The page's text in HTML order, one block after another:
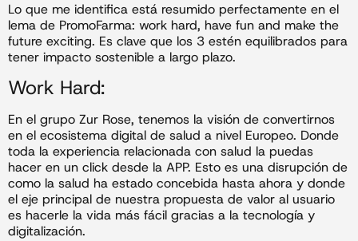
Lo que me identifica está resumido perfectamente en el
lema de PromoFarma: work hard, have fun and make the
future exciting. Es clave que los 3 estén equilibrados para
tener impacto sostenible a largo plazo.
Work Hard:
En el grupo Zur Rose, tenemos la visión de convertirnos
en el ecosistema digital de salud a nivel Europeo. Donde
toda la experiencia relacionada con salud la puedas
hacer en un click desde la APP. Esto es una disrupción de
como la salud ha estado concebida hasta ahora y donde
el eje principal de nuestra propuesta de valor al usuario
es hacerle la vida más fácil gracias a la tecnología y
digitalización.